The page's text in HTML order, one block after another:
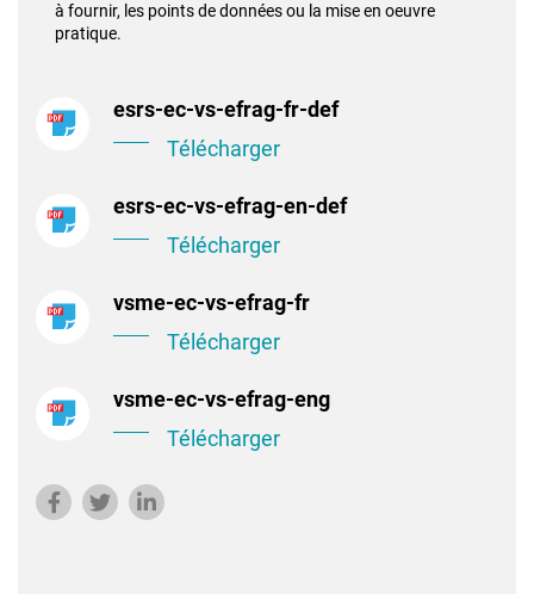
à fournir, les points de données ou la mise en oeuvre
pratique.
esrs-ec-vs-efrag-fr-def
Télécharger
esrs-ec-vs-efrag-en-def
Télécharger
vsme-ec-vs-efrag-fr
Télécharger
vsme-ec-vs-efrag-eng
Télécharger